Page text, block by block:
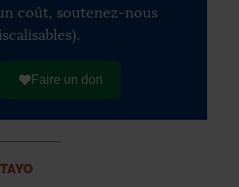
coût, soutenez-nous
Faire un don